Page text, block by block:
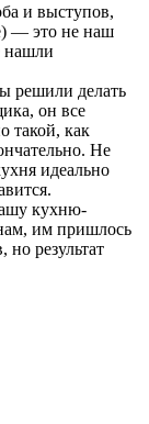
и выступов,
— это не наш
нашли
решили делать
он все
такой, как
Не
идеально
кухню-
им пришлось
результат